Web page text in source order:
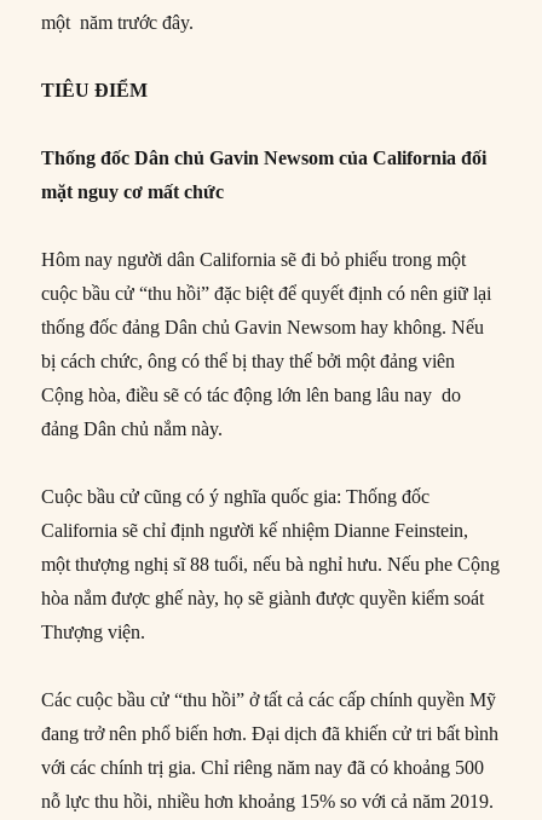
một năm trước đây.
TIÊU ĐIỂM
Thống đốc Dân chủ Gavin Newsom của California đối
mặt nguy cơ mất chức
Hôm nay người dân California sẽ đi bỏ phiếu trong một
cuộc bầu cử “thu hồi” đặc biệt để quyết định có nên giữ lại
thống đốc đảng Dân chủ Gavin Newsom hay không. Nếu
bị cách chức, ông có thể bị thay thế bởi một đảng viên
Cộng hòa, điều sẽ có tác động lớn lên bang lâu nay do
đảng Dân chủ nắm này.
Cuộc bầu cử cũng có ý nghĩa quốc gia: Thống đốc
California sẽ chỉ định người kế nhiệm Dianne Feinstein,
một thượng nghị sĩ 88 tuổi, nếu bà nghỉ hưu. Nếu phe Cộng
hòa nắm được ghế này, họ sẽ giành được quyền kiểm soát
Thượng viện.
Các cuộc bầu cử “thu hồi” ở tất cả các cấp chính quyền Mỹ
đang trở nên phổ biến hơn. Đại dịch đã khiến cử tri bất bình
với các chính trị gia. Chỉ riêng năm nay đã có khoảng 500
nỗ lực thu hồi, nhiều hơn khoảng 15% so với cả năm 2019.